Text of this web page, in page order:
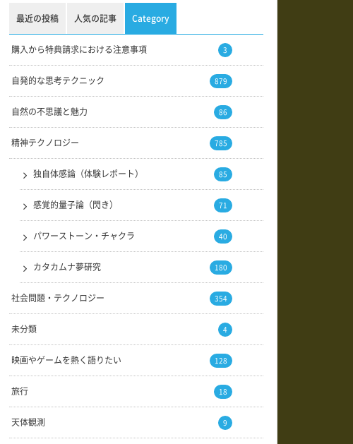
最近の投稿 人気の記事 Category
購入から特典請求における注意事項 3
自発的な思考テクニック 879
自然の不思議と魅力 86
精神テクノロジー 785
独自体感論（体験レポート） 85
感覚的量子論（閃き） 71
パワーストーン・チャクラ 40
カタカムナ夢研究 180
社会問題・テクノロジー 354
未分類 4
映画やゲームを熱く語りたい 128
旅行 18
天体観測 9